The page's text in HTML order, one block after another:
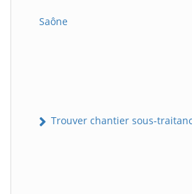
Saône
Trouver chantier sous-